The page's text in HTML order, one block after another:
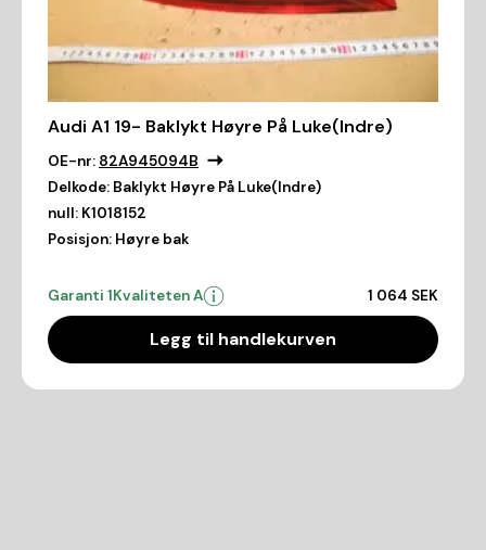
Audi A1 19- Baklykt Høyre På Luke(Indre)
OE-nr: 82A945094B
Delkode: Baklykt Høyre På Luke(Indre)
null: K1018152
Posisjon: Høyre bak
Garanti 1Kvaliteten A 1 064 SEK
Legg til handlekurven